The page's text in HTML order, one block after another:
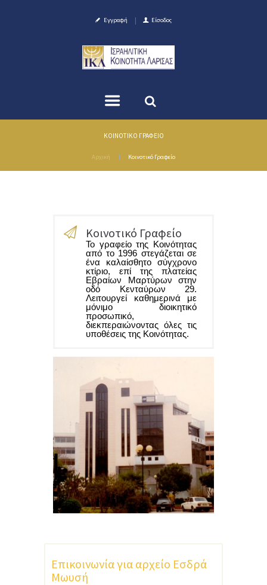
Εγγραφή Είσοδος
ΚΟΙΝΟΤΙΚΌ ΓΡΑΦΕΊΟ
Αρχική Κοινοτικό Γραφείο
Κοινοτικό Γραφείο
Το γραφείο της Κοινότητας
από το 1996 στεγάζεται σε
ένα καλαίσθητο σύγχρονο
κτίριο, επί της πλατείας
Εβραίων Μαρτύρων στην
οδό Κενταύρων 29.
Λειτουργεί καθημερινά με
μόνιμο διοικητικό
προσωπικό,
διεκπεραιώνοντας όλες τις
υποθέσεις της Κοινότητας.
Επικοινωνία για αρχείο Εσδρά
Μωυσή